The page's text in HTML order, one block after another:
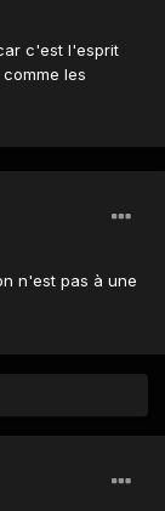
c'est l'esprit
les
n'est pas à une